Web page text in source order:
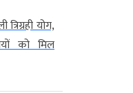
योग,
को मिल